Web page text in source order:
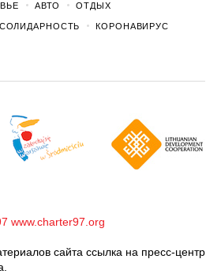
АВТО ОТДЫХ
КОРОНАВИРУС
www.charter97.org
сайта ссылка на пресс-центр